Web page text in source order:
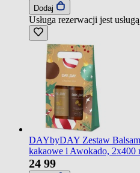
Dodaj
Usługa rezerwacji jest
DAYbyDAY Zestaw
kakaowe i Awokado, 2x400
24 99